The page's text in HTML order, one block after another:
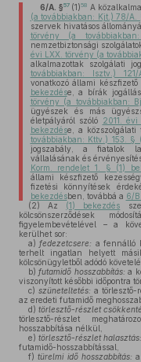
6/A. §57 (1)58 A
(a továbbiakban: Kjt.) 78/A.
szervek hivatásos
törvény (a
nemzetbiztonsági
évi LXX. törvény (a
alkalmazottak szolgálati
továbbiakban: Isztv.)
vonatkozó állami készfizető
bekezdése, a bírák
törvény (a továbbiakban:
ügyészek és más
életpályáról szóló 2011.
bekezdése, a közszolgálati
továbbiakban: Kttv.) 153. §
jogszabály, a fiatalok
vállalásának és
Korm. rendelet 1. § (1)
állami készfizető
fizetési könnyítések
bekezdésben, továbbá a 6/B.
(2) Az (1) bekezdés
kölcsönszerződések
figyelembevételével – a
kerülhet sor:
a) fedezetcsere: a fennálló
terhelt ingatlan helyett
kölcsönügyletből adódó
b) futamidő hosszabbítás: a
viszonyított későbbi időpontra
c) szüneteltetés: a törlesztő-
az eredeti futamidő
d) törlesztő-részlet
törlesztő-részlet
hosszabbítása nélkül,
e) törlesztő-részlet halasztás:
futamidő-hosszabbítással,
f) türelmi idő hosszabbítás: